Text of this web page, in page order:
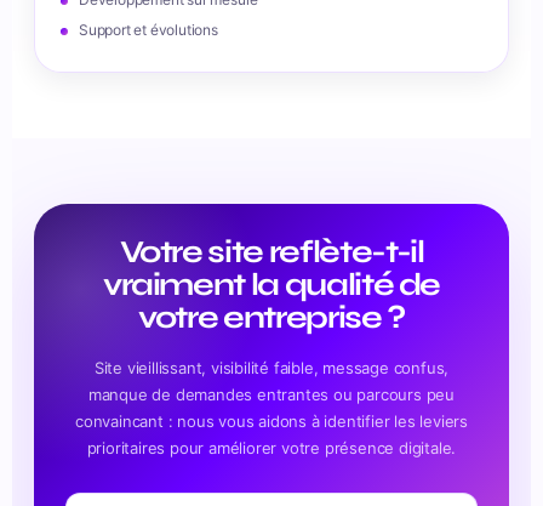
Support et évolutions
Votre site reflète-t-il
vraiment la qualité de
votre entreprise ?
Site vieillissant, visibilité faible, message confus,
manque de demandes entrantes ou parcours peu
convaincant : nous vous aidons à identifier les leviers
prioritaires pour améliorer votre présence digitale.